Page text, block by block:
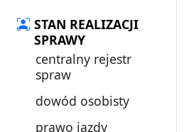
STAN REALIZACJI
SPRAWY
centralny rejestr
spraw
dowód osobisty
prawo jazdy